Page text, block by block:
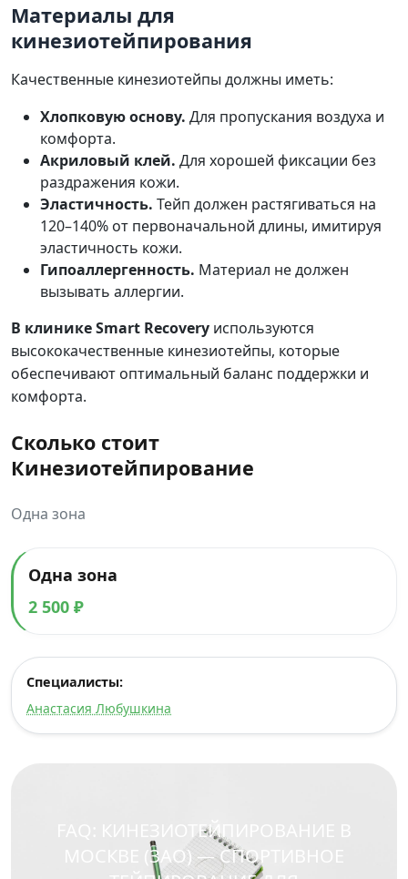
Материалы для
кинезиотейпирования
Качественные кинезиотейпы должны иметь:
Хлопковую основу. Для пропускания воздуха и
комфорта.
Акриловый клей. Для хорошей фиксации без
раздражения кожи.
Эластичность. Тейп должен растягиваться на
120–140% от первоначальной длины, имитируя
эластичность кожи.
Гипоаллергенность. Материал не должен
вызывать аллергии.
В клинике Smart Recovery используются
высококачественные кинезиотейпы, которые
обеспечивают оптимальный баланс поддержки и
комфорта.
Сколько стоит
Кинезиотейпирование
Одна зона
Одна зона
2 500 ₽
Специалисты:
Анастасия Любушкина
FAQ: КИНЕЗИОТЕЙПИРОВАНИЕ В
МОСКВЕ (ЗАО) — СПОРТИВНОЕ